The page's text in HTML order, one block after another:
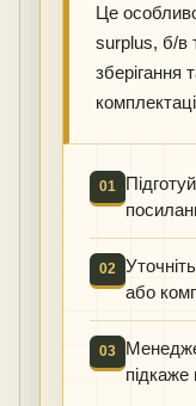
Це
surplus, б/в
зберігання
01
02
або
03
підкаже